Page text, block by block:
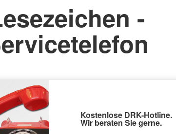
-
Kostenlose DRK-Hotline.
Wir beraten Sie gerne.